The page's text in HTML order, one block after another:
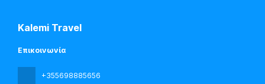
Kalemi Travel
Επικοινωνία
+355698885656